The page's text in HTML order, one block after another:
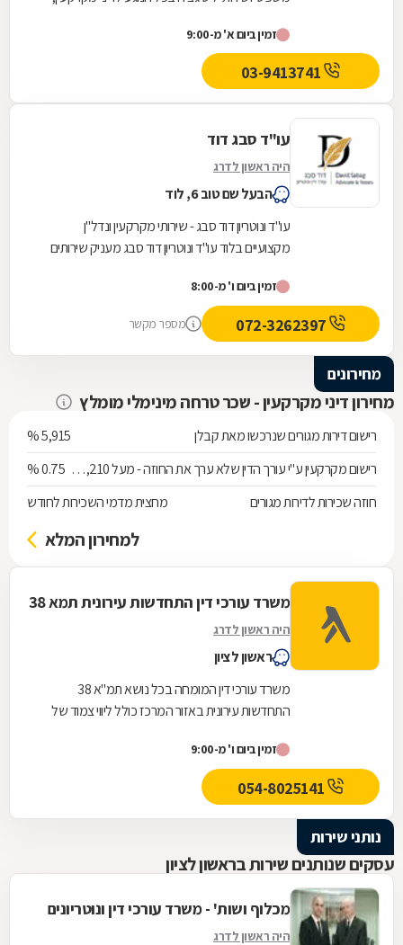
זמין ביום א' מ-9:00
03-9413741
עו"ד סבג דוד
היה ראשון לדרג
הבעל שם טוב 6, לוד
עו"ד ונוטריון דוד סבג - שירותי מקרקעין ונדל"ן
מקצועיים בלוד עו"ד ונוטריון דוד סבג מעניק שירותים
זמין ביום ו' מ-8:00
מספר מקשר
מחירונים
מחירון דיני מקרקעין - שכר טרחה מינימלי מומלץ
רישום דירות מגורים שנרכשו מאת קבלן
5,915 %
רישום מקרקעין ע"י עורך הדין שלא ערך את החוזה - מעל 538,210 ש"ח 0.75 %
חוזה שכירות לדירות מגורים
מחצית מדמי השכירות לחודש
למחירון המלא
משרד עורכי דין התחדשות עירונית תמא 38
היה ראשון לדרג
ראשון לציון
משרד עורכי דין המומחה בכל נושא תמ"א 38
התחדשות עירונית באזור המרכז כולל ליווי צמוד של
לקבלת...
זמין ביום ו' מ-9:00
נותני שירות
עסקים שנותנים שירות בראשון לציון
מכלוף ושות' - משרד עורכי דין ונוטריונים
היה ראשון לדרג